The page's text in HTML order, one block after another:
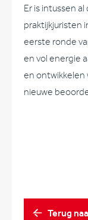
Er is intussen
praktijkjuristen
eerste ronde
en vol energie
en ontwikkelen
nieuwe
Terug